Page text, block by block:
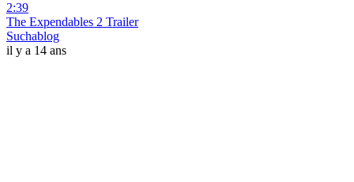
2:39
The Expendables 2 Trailer
Suchablog
il y a 14 ans